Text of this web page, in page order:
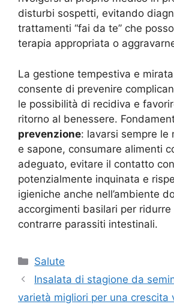
disturbi sospetti, evitando
trattamenti “fai da te” che
terapia appropriata o
La gestione tempestiva e mirata
consente di prevenire
le possibilità di recidiva e
ritorno al benessere.
prevenzione: lavarsi sempre le
e sapone, consumare alimenti
adeguato, evitare il contatto
potenzialmente inquinata e
igieniche anche nell’ambiente
accorgimenti basilari per ridurre
contrarre parassiti intestinali.
Categorie
Salute
Insalata di stagione da
varietà migliori per una crescita